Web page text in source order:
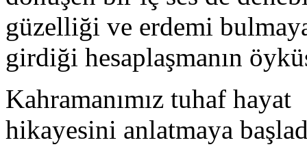
güzelliği ve erdemi
girdiği hesaplaşmanın
Kahramanımız tuhaf hayat
hikayesini anlatmaya